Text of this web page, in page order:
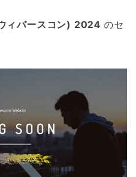
バースコン) 2024 のセ